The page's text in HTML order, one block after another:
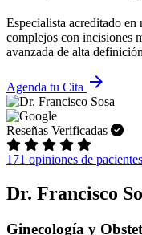
Especialista acreditado
complejos con incisiones
avanzada de alta
Agenda tu Cita arrow_forward
Reseñas Verificadas
171 opiniones de pacientes
Dr. Francisco
Ginecología y